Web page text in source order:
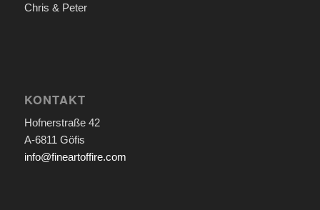
Chris & Peter
KONTAKT
Hofnerstraße 42
A-6811 Göfis
info@fineartoffire.com